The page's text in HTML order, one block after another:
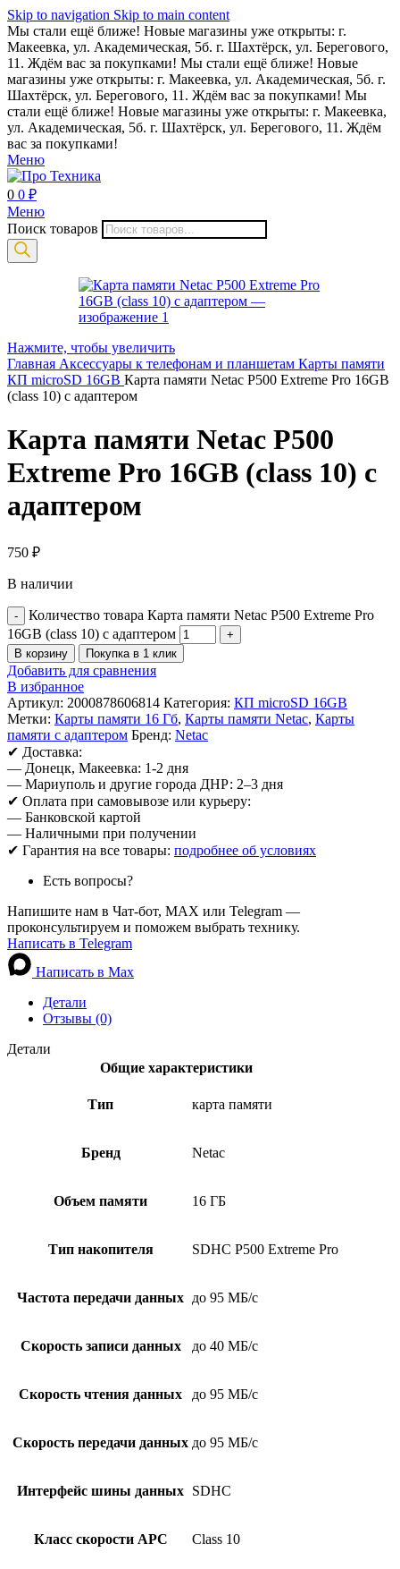
Skip to navigation Skip to main content
Мы стали ещё ближе! Новые магазины уже открыты: г.
Макеевка, ул. Академическая, 5б. г. Шахтёрск, ул. Берегового,
11. Ждём вас за покупками! Мы стали ещё ближе! Новые
магазины уже открыты: г. Макеевка, ул. Академическая, 5б. г.
Шахтёрск, ул. Берегового, 11. Ждём вас за покупками! Мы
стали ещё ближе! Новые магазины уже открыты: г. Макеевка,
ул. Академическая, 5б. г. Шахтёрск, ул. Берегового, 11. Ждём
вас за покупками!
Меню
0 0 ₽
Меню
Поиск товаров
Нажмите, чтобы увеличить
Главная Аксессуары к телефонам и планшетам Карты памяти
КП microSD 16GB Карта памяти Netac P500 Extreme Pro 16GB
(class 10) с адаптером
Карта памяти Netac P500
Extreme Pro 16GB (class 10) с
адаптером
750 ₽
В наличии
Количество товара Карта памяти Netac P500 Extreme Pro
16GB (class 10) с адаптером
В корзину Покупка в 1 клик
Добавить для сравнения
В избранное
Артикул: 2000878606814 Категория: КП microSD 16GB
Метки: Карты памяти 16 Гб, Карты памяти Netac, Карты
памяти с адаптером Бренд: Netac
✔ Доставка:
— Донецк, Макеевка: 1-2 дня
— Мариуполь и другие города ДНР: 2–3 дня
✔ Оплата при самовывозе или курьеру:
— Банковской картой
— Наличными при получении
✔ Гарантия на все товары: подробнее об условиях
Есть вопросы?
Напишите нам в Чат-бот, MAX или Telegram —
проконсультируем и поможем выбрать технику.
Написать в Telegram
Написать в Max
Детали
Отзывы (0)
Детали
Общие характеристики
Тип карта памяти
Бренд Netac
Объем памяти 16 ГБ
Тип накопителя SDHC P500 Extreme Pro
Частота передачи данных до 95 МБ/с
Скорость записи данных до 40 МБ/с
Скорость чтения данных до 95 МБ/с
Скорость передачи данных до 95 МБ/с
Интерфейс шины данных SDHC
Класс скорости APC Class 10